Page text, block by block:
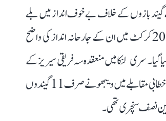
گیند بازوں کے خلاف بے خوف انداز میں بلے
بازی کی۔ آئی پی ایل 2026 میں ان کا اسٹرائیک ریٹ 237.30 رہا، جو ٹی-20 کرکٹ میں ان کے جارحانہ انداز کی واضح
گیا۔ سری لنکا میں منعقدہ سہ فریقی سیریز کے
فائنل میں بھی انہوں نے ایک بڑا ریکارڈ اپنے نام کیا۔ ’سری لنکا اے‘ کے خلاف خطابی مقابلے میں ویبھو نے صرف 11 گیندوں
نصف سنچری تھی۔